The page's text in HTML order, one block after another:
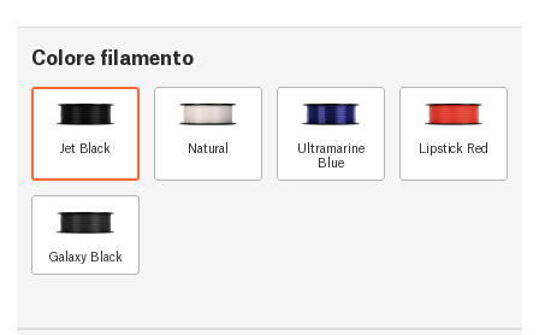
Colore filamento
Jet Black Natural
Ultramarine
Blue
Lipstick Red
Galaxy Black